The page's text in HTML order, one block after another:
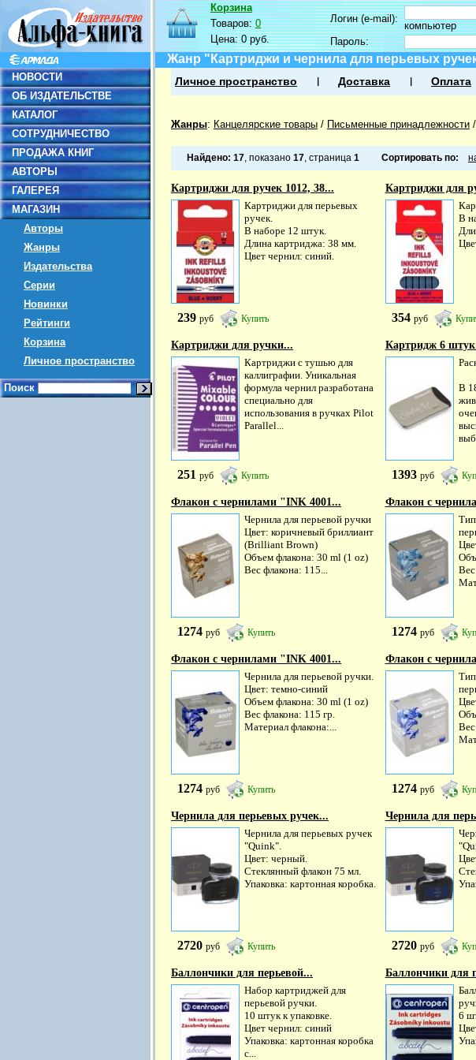
НОВОСТИ
ОБ ИЗДАТЕЛЬСТВЕ
КАТАЛОГ
СОТРУДНИЧЕСТВО
ПРОДАЖА КНИГ
АВТОРЫ
ГАЛЕРЕЯ
МАГАЗИН
Авторы
Жанры
Издательства
Серии
Новинки
Рейтинги
Корзина
Личное пространство
Поиск
Корзина
Товаров:0
Цена:0 руб.
Логин (e-mail):
компьютер
Пароль:
Жанр "Картриджи и чернила для перьевых
Личное пространство Доставка Оплата
Жанры: Канцелярские товары / Письменные принадлежности /
Найдено: 17, показано 17, страница 1 Сортировать по:
Картриджи для ручек 1012, 38...
Картриджи для перьевых
ручек.
В наборе 12 штук.
Длина картриджа: 38 мм.
Цвет чернил: синий.
239 руб Купить
Картриджи для
В
354 руб
Картриджи для ручки...
Картриджи с тушью для
каллиграфии. Уникальная
формула чернил разработана
специально для
использования в ручках Pilot
Parallel...
251 руб Купить
Картридж 6
В
1393 руб
Флакон с чернилами "INK 4001...
Чернила для перьевой ручки
Цвет: коричневый бриллиант
(Brilliant Brown)
Объем флакона: 30 ml (1 oz)
Вес флакона: 115...
1274 руб Купить
Флакон с
1274 руб
Флакон с чернилами "INK 4001...
Чернила для перьевой ручки.
Цвет: темно-синий
Объем флакона: 30 ml (1 oz)
Вес флакона: 115 гр.
Материал флакона:...
1274 руб Купить
Флакон с
1274 руб
Чернила для перьевых ручек...
Чернила для перьевых ручек
"Quink".
Цвет: черный.
Стеклянный флакон 75 мл.
Упаковка: картонная коробка.
2720 руб Купить
Чернила для
2720 руб
Баллончики для перьевой...
Набор картриджей для
перьевой ручки.
10 штук к упаковке.
Цвет чернил: синий
Упаковка: картонная коробка
с...
Баллончики для
6